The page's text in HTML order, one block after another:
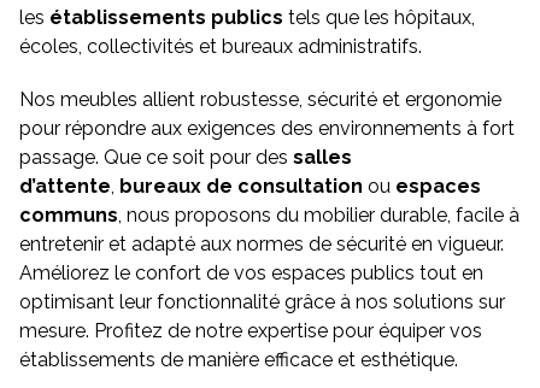
les établissements publics tels que les hôpitaux,
écoles, collectivités et bureaux administratifs.
Nos meubles allient robustesse, sécurité et ergonomie
pour répondre aux exigences des environnements à fort
passage. Que ce soit pour des salles
d’attente, bureaux de consultation ou espaces
communs, nous proposons du mobilier durable, facile à
entretenir et adapté aux normes de sécurité en vigueur.
Améliorez le confort de vos espaces publics tout en
optimisant leur fonctionnalité grâce à nos solutions sur
mesure. Profitez de notre expertise pour équiper vos
établissements de manière efficace et esthétique.